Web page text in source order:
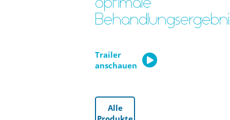
optimale
Trailer
anschauen
Alle